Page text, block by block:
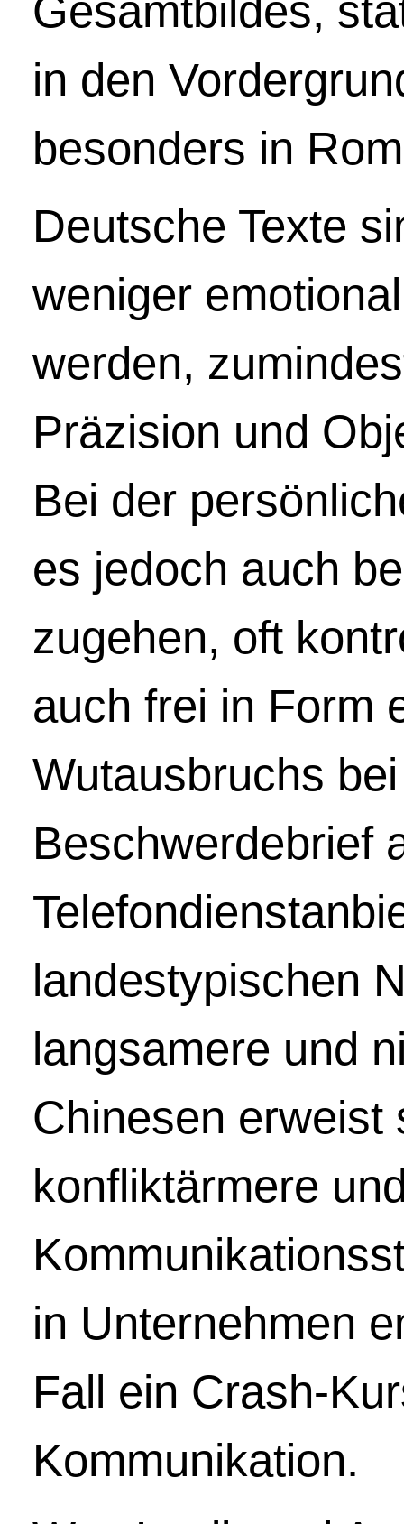
Gesamtbildes,
in den
besonders in
Deutsche Texte
weniger
werden,
Präzision und
Bei der
es jedoch auch
zugehen, oft
auch frei in Form
Wutausbruchs
Beschwerdebrief
landestypischen
langsamere und
Chinesen erweist
konfliktärmere
in Unternehmen
Fall ein Crash-
Kommunikation.